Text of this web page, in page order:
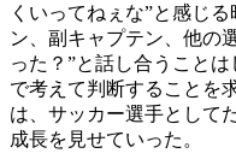
くいってねぇな”と感じ
ン、副キャプテン、他の
った？”と話し合うこと
で考えて判断することを
は、サッカー選手として
成長を見せていった。